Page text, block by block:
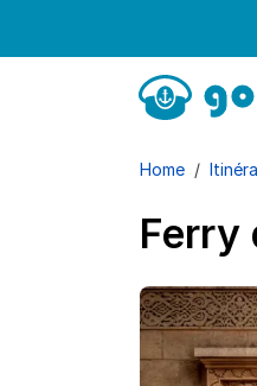
Home
Ferry